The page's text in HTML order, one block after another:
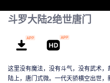
斗罗大陆2绝世唐门
这里没有魔法，没有斗气，没有武术
陆上，唐门式微。一代天骄横空出世